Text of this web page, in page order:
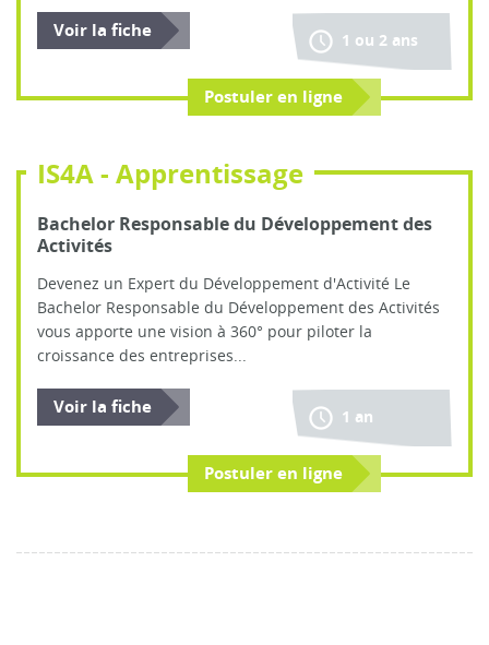
Voir la fiche
Postuler en ligne
1 ou 2 ans
IS4A - Apprentissage
Bachelor Responsable du Développement des
Activités
Devenez un Expert du Développement d'Activité Le
Bachelor Responsable du Développement des Activités
vous apporte une vision à 360° pour piloter la
croissance des entreprises...
Voir la fiche
Postuler en ligne
1 an